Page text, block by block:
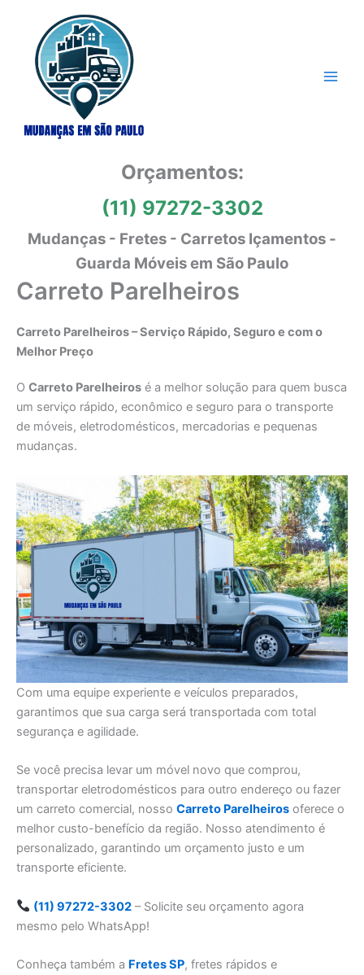
conteúdo
Orçamentos:
(11) 97272-3302
Mudanças - Fretes - Carretos Içamentos -
Guarda Móveis em São Paulo
Carreto Parelheiros
Carreto Parelheiros – Serviço Rápido, Seguro e com o
Melhor Preço
O Carreto Parelheiros é a melhor solução para quem busca
um serviço rápido, econômico e seguro para o transporte
de móveis, eletrodomésticos, mercadorias e pequenas
mudanças.
Com uma equipe experiente e veículos preparados,
garantimos que sua carga será transportada com total
segurança e agilidade.
Se você precisa levar um móvel novo que comprou,
transportar eletrodomésticos para outro endereço ou fazer
um carreto comercial, nosso Carreto Parelheiros oferece o
melhor custo-benefício da região. Nosso atendimento é
personalizado, garantindo um orçamento justo e um
transporte eficiente.
(11) 97272-3302– Solicite seu orçamento agora
mesmo pelo WhatsApp!
Conheça também a Fretes SP, fretes rápidos e